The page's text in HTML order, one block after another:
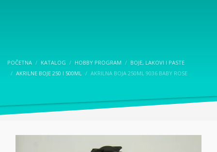
POČETNA KATALOG HOBBY PROGRAM
BOJE, LAKOVI I PASTE
AKRILNE BOJE 250 I 500ML
AKRILNA BOJA 250ML 9036 BABY ROSE